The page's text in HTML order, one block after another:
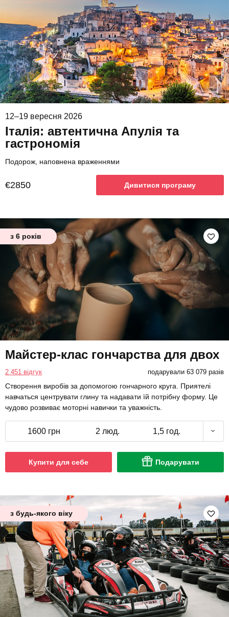
12–19 вересня 2026
Італія: автентична Апулія та
гастрономія
Подорож, наповнена враженнями
€2850 Дивитися програму
з 6 років
Майстер-клас гончарства для двох
2 451 відгук подарували 63 079 разів
Створення виробів за допомогою гончарного круга. Приятелі
навчаться центрувати глину та надавати їй потрібну форму. Це
чудово розвиває моторні навички та уважність.
1600 грн 2 люд. 1,5 год.
Купити для себе Подарувати
з будь-якого віку